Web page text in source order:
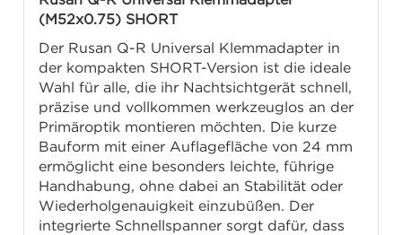
(M52x0.75) SHORT
Der Rusan Q-R Universal Klemmadapter in
der kompakten SHORT-Version ist die ideale
Wahl für alle, die ihr Nachtsichtgerät schnell,
präzise und vollkommen werkzeuglos an der
Primäroptik montieren möchten. Die kurze
Bauform mit einer Auflagefläche von 24 mm
ermöglicht eine besonders leichte, führige
Handhabung, ohne dabei an Stabilität oder
Wiederholgenauigkeit einzubüßen. Der
integrierte Schnellspanner sorgt dafür, dass